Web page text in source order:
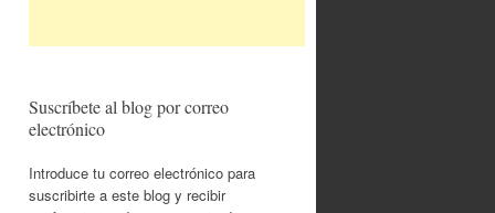
Suscríbete al blog por correo
electrónico
Introduce tu correo electrónico para
suscribirte a este blog y recibir